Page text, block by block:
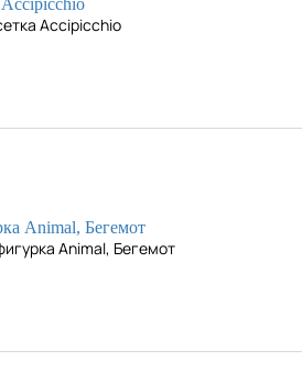
Accipicchio
Animal, Бегемот